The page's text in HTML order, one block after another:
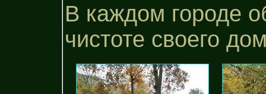
В каждом городе
чистоте своего